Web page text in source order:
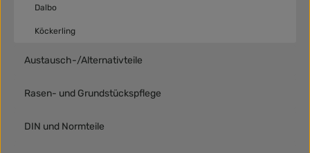
Dalbo
Köckerling
Austausch-/Alternativteile
Rasen- und Grundstückspflege
DIN und Normteile